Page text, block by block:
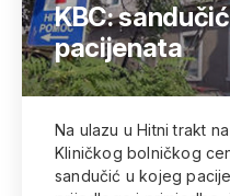
KBC:
pacijenata
Na ulazu u Hitni trakt
Kliničkog bolničkog
sandučić u kojeg